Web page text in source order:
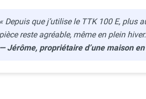
infrarouge électrique
et cassette rayonnante
tube radiant et radiant
« Depuis que j’utilise le TTK 100 E, plus
pièce reste agréable, même en plein
— Jérôme, propriétaire d’une maison